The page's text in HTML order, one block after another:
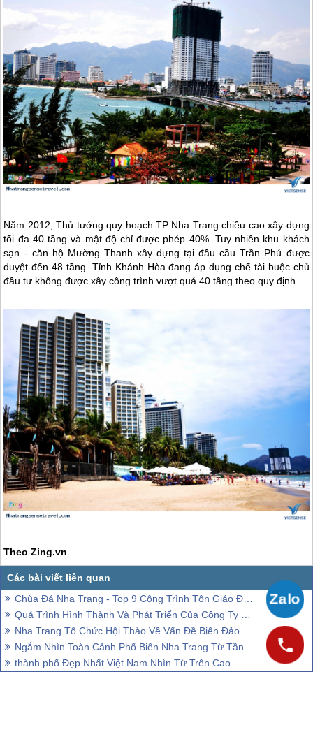
Năm 2012, Thủ tướng quy hoạch TP Nha Trang chiều cao xây dựng
tối đa 40 tầng và mật độ chỉ được phép 40%. Tuy nhiên khu khách
sạn - căn hộ Mường Thanh xây dựng tại đầu cầu Trần Phú được
duyệt đến 48 tầng. Tỉnh Khánh Hòa đang áp dụng chế tài buộc chủ
đầu tư không được xây công trình vượt quá 40 tầng theo quy định.
Theo Zing.vn
Chùa Đá Nha Trang - Top 9 Công Trình Tôn Giáo Đẹp Nhất Thế Giới
Quá Trình Hình Thành Và Phát Triển Của Công Ty VietSense
Nha Trang Tổ Chức Hội Thảo Về Vấn Đề Biển Đảo Việt Nam
Ngắm Nhìn Toàn Cảnh Phố Biển Nha Trang Từ Tầng 45
thành phố Đẹp Nhất Việt Nam Nhìn Từ Trên Cao